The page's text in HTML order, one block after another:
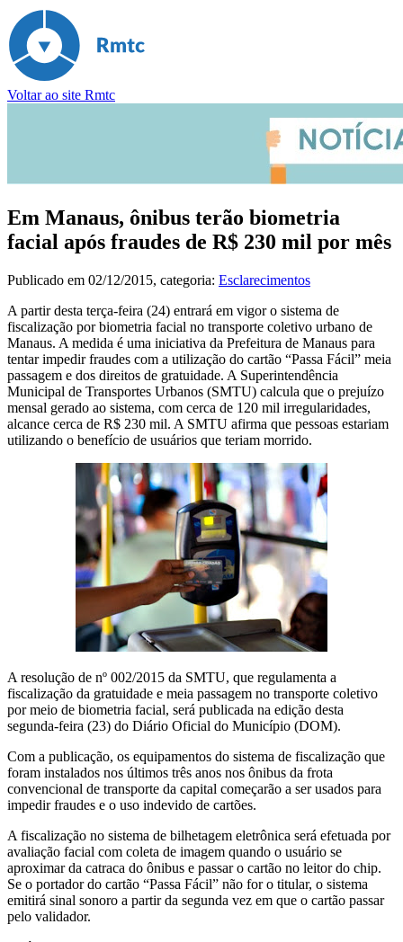
Voltar ao site Rmtc
Em Manaus, ônibus terão biometria
facial após fraudes de R$ 230 mil por mês
Publicado em 02/12/2015, categoria: Esclarecimentos
A partir desta terça-feira (24) entrará em vigor o sistema de
fiscalização por biometria facial no transporte coletivo urbano de
Manaus. A medida é uma iniciativa da Prefeitura de Manaus para
tentar impedir fraudes com a utilização do cartão “Passa Fácil” meia
passagem e dos direitos de gratuidade. A Superintendência
Municipal de Transportes Urbanos (SMTU) calcula que o prejuízo
mensal gerado ao sistema, com cerca de 120 mil irregularidades,
alcance cerca de R$ 230 mil. A SMTU afirma que pessoas estariam
utilizando o benefício de usuários que teriam morrido.
A resolução de nº 002/2015 da SMTU, que regulamenta a
fiscalização da gratuidade e meia passagem no transporte coletivo
por meio de biometria facial, será publicada na edição desta
segunda-feira (23) do Diário Oficial do Município (DOM).
Com a publicação, os equipamentos do sistema de fiscalização que
foram instalados nos últimos três anos nos ônibus da frota
convencional de transporte da capital começarão a ser usados para
impedir fraudes e o uso indevido de cartões.
A fiscalização no sistema de bilhetagem eletrônica será efetuada por
avaliação facial com coleta de imagem quando o usuário se
aproximar da catraca do ônibus e passar o cartão no leitor do chip.
Se o portador do cartão “Passa Fácil” não for o titular, o sistema
emitirá sinal sonoro a partir da segunda vez em que o cartão passar
pelo validador.